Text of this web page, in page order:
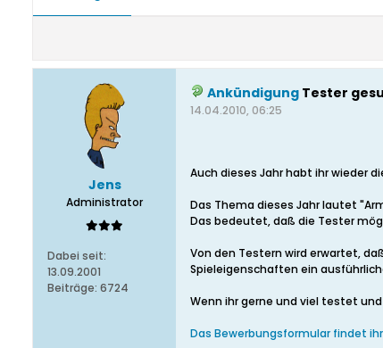
Jens
Administrator
Dabei seit:
13.09.2001
Beiträge: 6724
Ankündigung Tester
14.04.2010, 06:25
Auch dieses Jahr habt ihr wieder
Das Thema dieses Jahr lautet
Das bedeutet, daß die Tester
Von den Testern wird erwartet,
Spieleigenschaften ein
Wenn ihr gerne und viel testet
Das Bewerbungsformular findet